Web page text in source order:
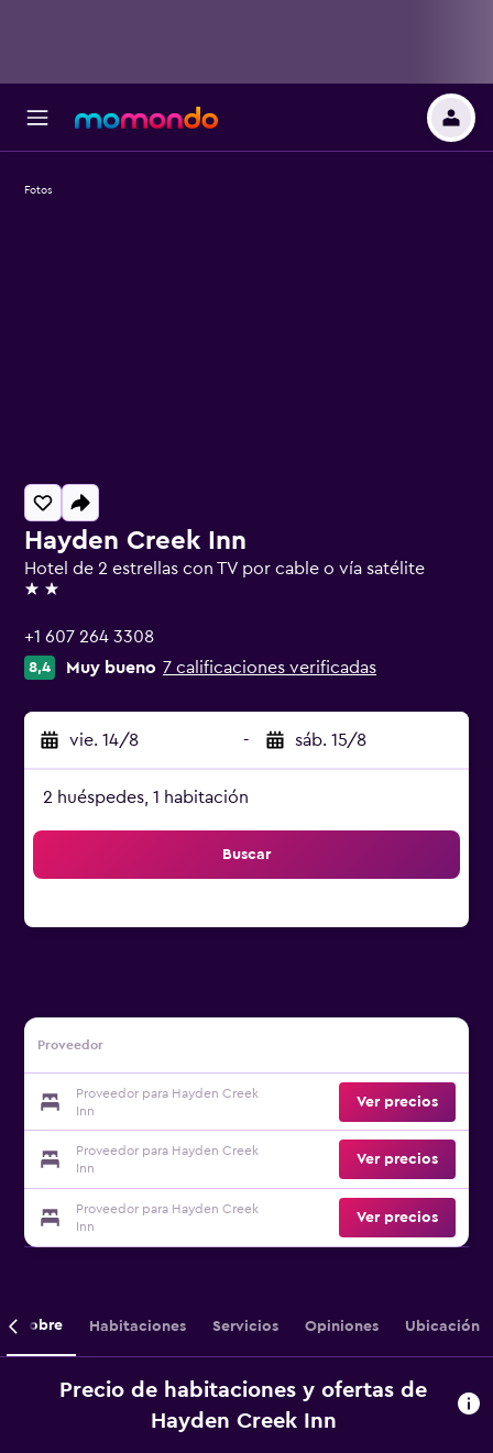
Hayden Creek Inn
Hotel de 2 estrellas con TV por cable o vía satélite
2 estrellas
+1 607 264 3308
8,4 Muy bueno 7 calificaciones verificadas
vie. 14/8 - sáb. 15/8
2 huéspedes, 1 habitación
Buscar
Proveedor
Proveedor para Hayden Creek
Inn
Ver precios
Proveedor para Hayden Creek
Inn
Ver precios
Proveedor para Hayden Creek
Inn
Ver precios
Fotos
Sobre Habitaciones Servicios Opiniones Ubicación
Precio de habitaciones y ofertas de
Hayden Creek Inn